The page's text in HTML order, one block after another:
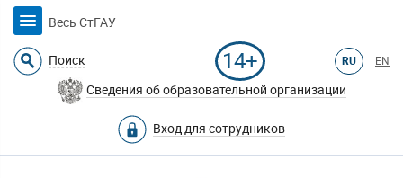
Весь СтГАУ
Поиск 14+ RU EN
Сведения об образовательной организации
Вход для сотрудников